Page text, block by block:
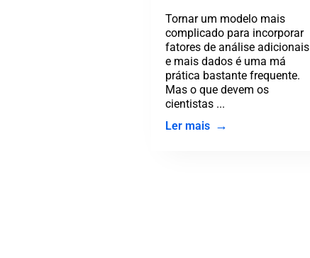
científicos nem
sempre é o melhor
caminho
Tornar um modelo mais
complicado para incorporar
fatores de análise adicionais
e mais dados é uma má
prática bastante frequente.
Mas o que devem os
cientistas ...
Ler mais